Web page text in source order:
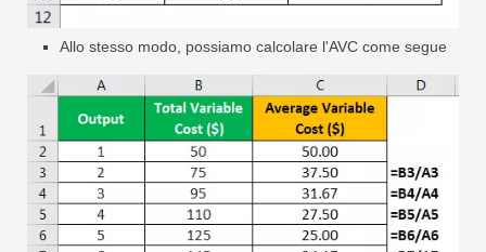
Allo stesso modo, possiamo calcolare l'AVC come segue